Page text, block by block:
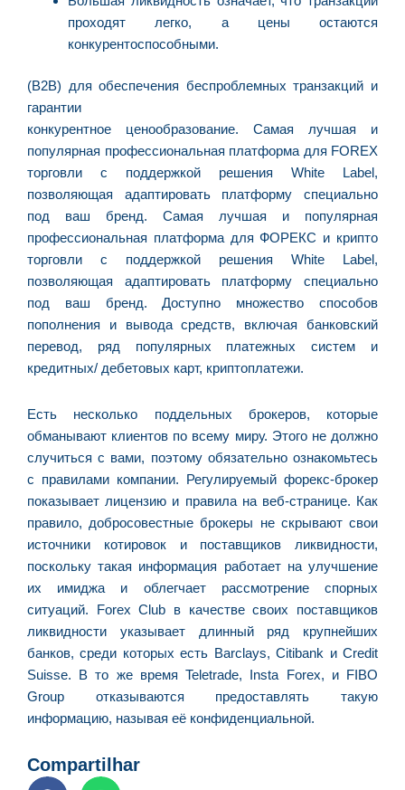
проходят легко, а цены остаются
конкурентоспособными.
(B2B) для обеспечения беспроблемных транзакций и
гарантии
конкурентное ценообразование. Самая лучшая и
популярная профессиональная платформа для FOREX
торговли c поддержкой решения White Label,
позволяющая адаптировать платформу специально
под ваш бренд. Самая лучшая и популярная
профессиональная платформа для ФОРЕКС и крипто
торговли c поддержкой решения White Label,
позволяющая адаптировать платформу специально
под ваш бренд. Доступно множество способов
пополнения и вывода средств, включая банковский
перевод, ряд популярных платежных систем и
кредитных/ дебетовых карт, криптоплатежи.
Есть несколько поддельных брокеров, которые
обманывают клиентов по всему миру. Этого не должно
случиться с вами, поэтому обязательно ознакомьтесь
с правилами компании. Регулируемый форекс-брокер
показывает лицензию и правила на веб-странице. Как
правило, добросовестные брокеры не скрывают свои
источники котировок и поставщиков ликвидности,
поскольку такая информация работает на улучшение
их имиджа и облегчает рассмотрение спорных
ситуаций. Forex Club в качестве своих поставщиков
ликвидности указывает длинный ряд крупнейших
банков, среди которых есть Barclays, Citibank и Credit
Suisse. В то же время Teletrade, Insta Forex, и FIBO
Group отказываются предоставлять такую
информацию, называя её конфиденциальной.
Compartilhar